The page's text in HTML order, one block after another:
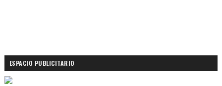
ESPACIO PUBLICITARIO